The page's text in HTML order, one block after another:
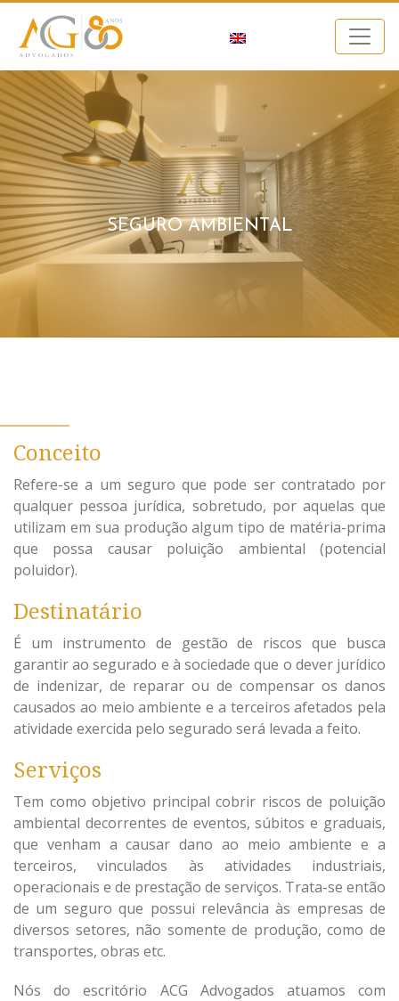
SEGURO AMBIENTAL
Conceito
Refere-se a um seguro que pode ser contratado por
qualquer pessoa jurídica, sobretudo, por aquelas que
utilizam em sua produção algum tipo de matéria-prima
que possa causar poluição ambiental (potencial
poluidor).
Destinatário
É um instrumento de gestão de riscos que busca
garantir ao segurado e à sociedade que o dever jurídico
de indenizar, de reparar ou de compensar os danos
causados ao meio ambiente e a terceiros afetados pela
atividade exercida pelo segurado será levada a feito.
Serviços
Tem como objetivo principal cobrir riscos de poluição
ambiental decorrentes de eventos, súbitos e graduais,
que venham a causar dano ao meio ambiente e a
terceiros, vinculados às atividades industriais,
operacionais e de prestação de serviços. Trata-se então
de um seguro que possui relevância às empresas de
diversos setores, não somente de produção, como de
transportes, obras etc.
Nós do escritório ACG Advogados atuamos com